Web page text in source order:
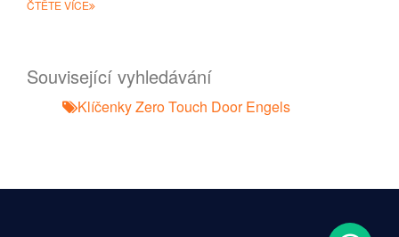
ČTĚTE VÍCE
Související vyhledávání
Klíčenky Zero Touch Door Engels